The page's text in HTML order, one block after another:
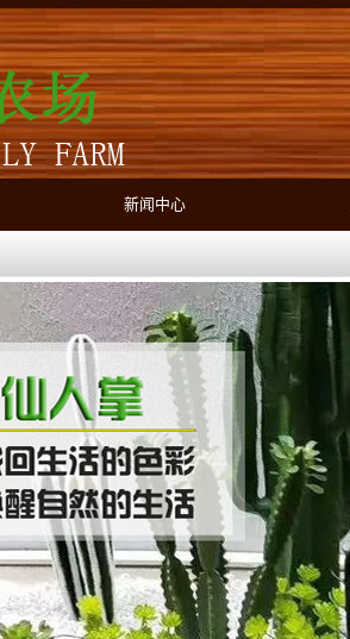
新闻中心